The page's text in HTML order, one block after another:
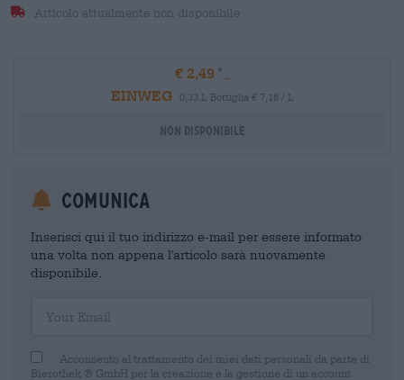
Articolo attualmente non disponibile
€ 2,49
EINWEG
0,33 L Bottiglia € 7,18 / L
Non disponibile
Comunica
Inserisci qui il tuo indirizzo e-mail per essere informato
una volta non appena l'articolo sarà nuovamente
disponibile.
Acconsento al trattamento dei miei dati personali da parte di
Bierothek ® GmbH per la creazione e la gestione di un account